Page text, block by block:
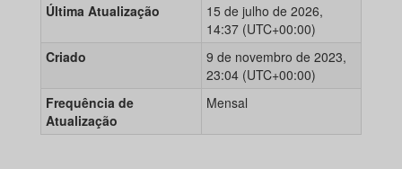
Última Atualização
15 de julho de 2026,
14:37 (UTC+00:00)
Criado
9 de novembro de 2023,
23:04 (UTC+00:00)
Frequência de
Atualização
Mensal